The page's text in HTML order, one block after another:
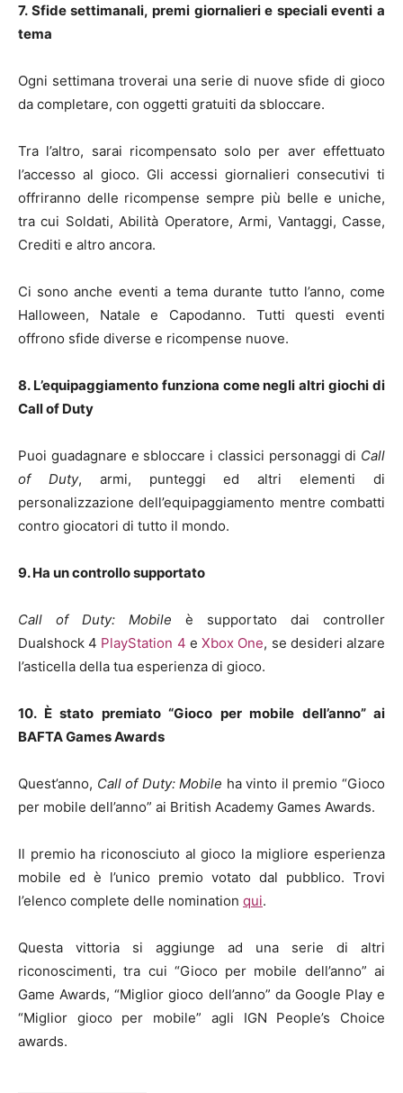
7. Sfide settimanali, premi giornalieri e speciali eventi a
tema
Ogni settimana troverai una serie di nuove sfide di gioco
da completare, con oggetti gratuiti da sbloccare.
Tra l’altro, sarai ricompensato solo per aver effettuato
l’accesso al gioco. Gli accessi giornalieri consecutivi ti
offriranno delle ricompense sempre più belle e uniche,
tra cui Soldati, Abilità Operatore, Armi, Vantaggi, Casse,
Crediti e altro ancora.
Ci sono anche eventi a tema durante tutto l’anno, come
Halloween, Natale e Capodanno. Tutti questi eventi
offrono sfide diverse e ricompense nuove.
8. L’equipaggiamento funziona come negli altri giochi di
Call of Duty
Puoi guadagnare e sbloccare i classici personaggi di Call
of Duty, armi, punteggi ed altri elementi di
personalizzazione dell’equipaggiamento mentre combatti
contro giocatori di tutto il mondo.
9. Ha un controllo supportato
Call of Duty: Mobile è supportato dai controller
Dualshock 4 PlayStation 4 eXbox One, se desideri alzare
l’asticella della tua esperienza di gioco.
10. È stato premiato “Gioco per mobile dell’anno” ai
BAFTA Games Awards
Quest’anno, Call of Duty: Mobile ha vinto il premio “Gioco
per mobile dell’anno” ai British Academy Games Awards.
Il premio ha riconosciuto al gioco la migliore esperienza
mobile ed è l’unico premio votato dal pubblico. Trovi
l’elenco complete delle nomination qui.
Questa vittoria si aggiunge ad una serie di altri
riconoscimenti, tra cui “Gioco per mobile dell’anno” ai
Game Awards, “Miglior gioco dell’anno” da Google Play e
“Miglior gioco per mobile” agli IGN People’s Choice
awards.